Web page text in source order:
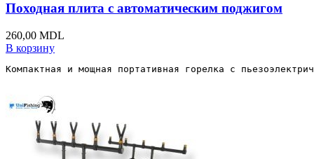
Походная плита с автоматическим поджигом
260,00 MDL
В корзину
Компактная и мощная портативная горелка с